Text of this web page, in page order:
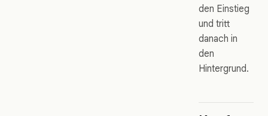
den Einstieg
und tritt
danach in
den
Hintergrund.